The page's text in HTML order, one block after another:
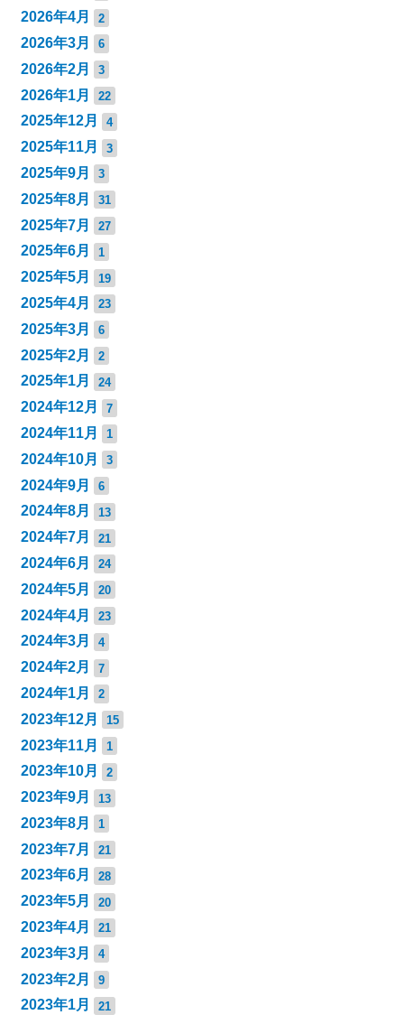
2026年4月 2
2026年3月 6
2026年2月 3
2026年1月 22
2025年12月 4
2025年11月 3
2025年9月 3
2025年8月 31
2025年7月 27
2025年6月 1
2025年5月 19
2025年4月 23
2025年3月 6
2025年2月 2
2025年1月 24
2024年12月 7
2024年11月 1
2024年10月 3
2024年9月 6
2024年8月 13
2024年7月 21
2024年6月 24
2024年5月 20
2024年4月 23
2024年3月 4
2024年2月 7
2024年1月 2
2023年12月 15
2023年11月 1
2023年10月 2
2023年9月 13
2023年8月 1
2023年7月 21
2023年6月 28
2023年5月 20
2023年4月 21
2023年3月 4
2023年2月 9
2023年1月 21